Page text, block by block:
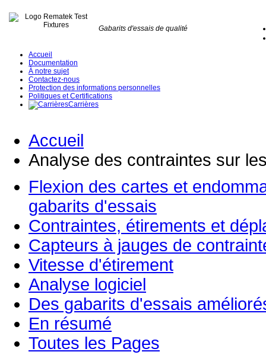
Gabarits d'essais de qualité
Accueil
Documentation
À notre sujet
Contactez-nous
Protection des informations personnelles
Politiques et Certifications
Carrières
Accueil
Analyse des contraintes sur
Flexion des cartes et
gabarits d'essais
Contraintes, étirements et
Capteurs à jauges de
Vitesse d'étirement
Analyse logiciel
Des gabarits d'essais
En résumé
Toutes les Pages